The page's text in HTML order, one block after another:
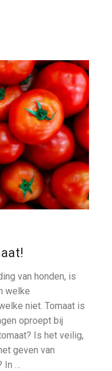
van honden, is
welke
niet. Tomaat is
oproept bij
Is het veilig,
geven van
In …